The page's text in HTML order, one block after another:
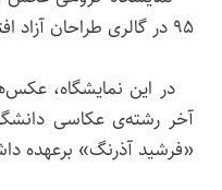
۹۵ در گالری طراحان آزاد افتتاح می‌شود.
در این نمایشگاه،
آخر رشته‌ی عکاسی
«فرشید آذرنگ» برعهده